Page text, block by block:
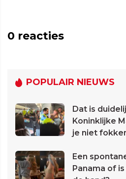
0 reacties
POPULAIR NIEUWS
Dat is
Koninklijke
je niet
Een
Panama of